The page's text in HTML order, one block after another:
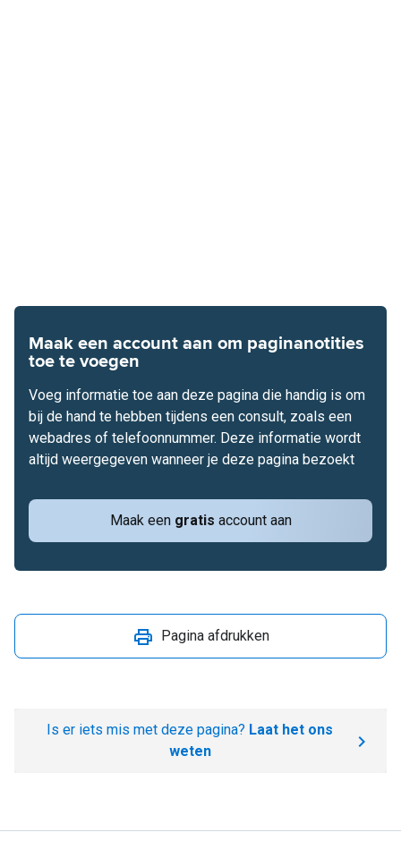
Maak een account aan om paginanotities
toe te voegen
Maak een gratis account aan
Voeg informatie toe aan deze pagina die handig is om
bij de hand te hebben tijdens een consult, zoals een
webadres of telefoonnummer. Deze informatie wordt
altijd weergegeven wanneer je deze pagina bezoekt
Pagina afdrukken
Is er iets mis met deze pagina? Laat het ons
weten